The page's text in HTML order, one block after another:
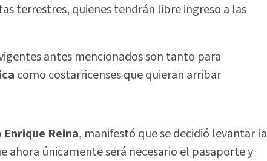
terrestres, quienes tendrán libre ingreso a las
antes mencionados son tanto para
como costarricenses que quieran arribar
Enrique Reina, manifestó que se decidió levantar la
ahora únicamente será necesario el pasaporte y